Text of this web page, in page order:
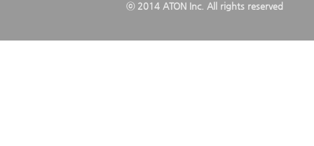
ⓒ 2014 ATON Inc. All rights reserved